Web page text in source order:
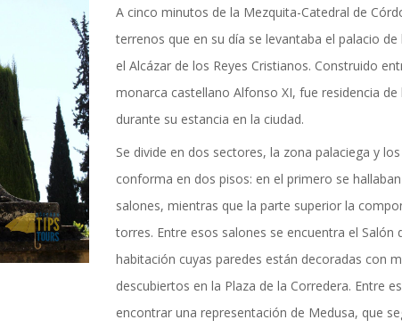
Y
de Cordoba en nuestro espacio de
A cinco minutos de la Mezquita-Catedral de
terrenos que en su día se levantaba el palacio
el Alcázar de los Reyes Cristianos. Construido
monarca castellano Alfonso XI, fue residencia
durante su estancia en la ciudad.
Se divide en dos sectores, la zona palaciega y
conforma en dos pisos: en el primero se
salones, mientras que la parte superior la
torres. Entre esos salones se encuentra el Salón
habitación cuyas paredes están decoradas con
descubiertos en la Plaza de la Corredera. Entre
encontrar una representación de Medusa, que